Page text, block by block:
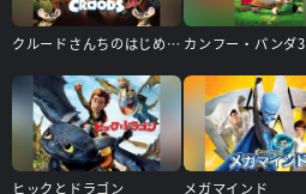
クルードさんちのはじめての冒険 カンフー・パンダ3
ヒックとドラゴン メガマインド